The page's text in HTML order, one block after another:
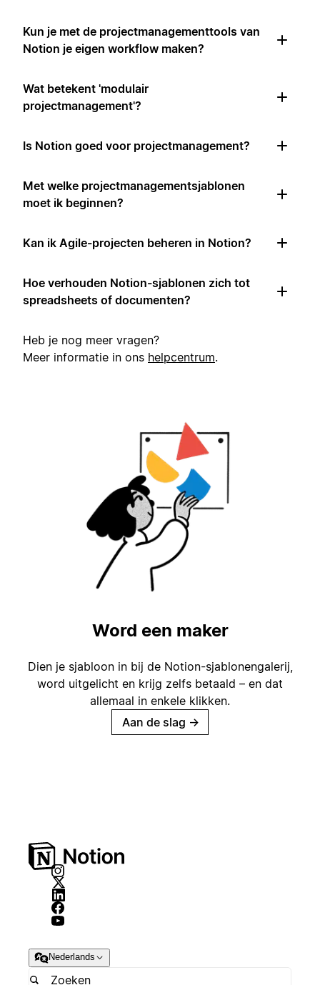
Kun je met de projectmanagementtools van
Notion je eigen workflow maken?
Wat betekent 'modulair
projectmanagement'?
Is Notion goed voor projectmanagement?
Met welke projectmanagementsjablonen
moet ik beginnen?
Kan ik Agile-projecten beheren in Notion?
Hoe verhouden Notion-sjablonen zich tot
spreadsheets of documenten?
Heb je nog meer vragen?
Meer informatie in ons helpcentrum.
Word een maker
Dien je sjabloon in bij de Notion-sjablonengalerij,
word uitgelicht en krijg zelfs betaald – en dat
allemaal in enkele klikken.
Aan de slag →
Nederlands